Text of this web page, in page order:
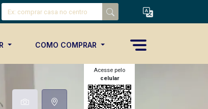
COMO COMPRAR
Acesse pelo
celular